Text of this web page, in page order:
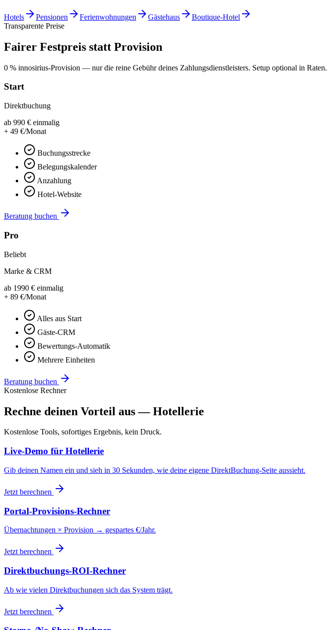
Hotels Pensionen Ferienwohnungen Gästehaus
Boutique-Hotel
Transparente Preise
Fairer Festpreis statt Provision
0 % innosirius-Provision — nur die reine Gebühr deines Zahlungsdienstleisters. Setup optional in Raten.
Start
Direktbuchung
ab 990 € einmalig
+ 49 €/Monat
Buchungsstrecke
Belegungskalender
Anzahlung
Hotel-Website
Beratung buchen
Pro
Beliebt
Marke & CRM
ab 1990 € einmalig
+ 89 €/Monat
Alles aus Start
Gäste-CRM
Bewertungs-Automatik
Mehrere Einheiten
Beratung buchen
Kostenlose Rechner
Rechne deinen Vorteil aus — Hotellerie
Kostenlose Tools, sofortiges Ergebnis, kein Druck.
Live-Demo für Hotellerie
Gib deinen Namen ein und sieh in 30 Sekunden, wie deine eigene DirektBuchung-Seite aussieht.
Jetzt berechnen
Portal-Provisions-Rechner
Übernachtungen × Provision → gespartes €/Jahr.
Jetzt berechnen
Direktbuchungs-ROI-Rechner
Ab wie vielen Direktbuchungen sich das System trägt.
Jetzt berechnen